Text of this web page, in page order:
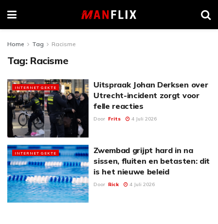
Home Tag Racisme
Tag: Racisme
INTERNET GEKTE
Uitspraak Johan Derksen over
Utrecht-incident zorgt voor
felle reacties
Door Frits 4 Juli 2026
INTERNET GEKTE
Zwembad grijpt hard in na
sissen, fluiten en betasten: dit
is het nieuwe beleid
Door Rick 4 Juli 2026